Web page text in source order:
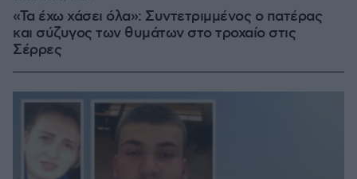
«Τα έχω χάσει όλα»: Συντετριμμένος ο πατέρας
και σύζυγος των θυμάτων στο τροχαίο στις
Σέρρες